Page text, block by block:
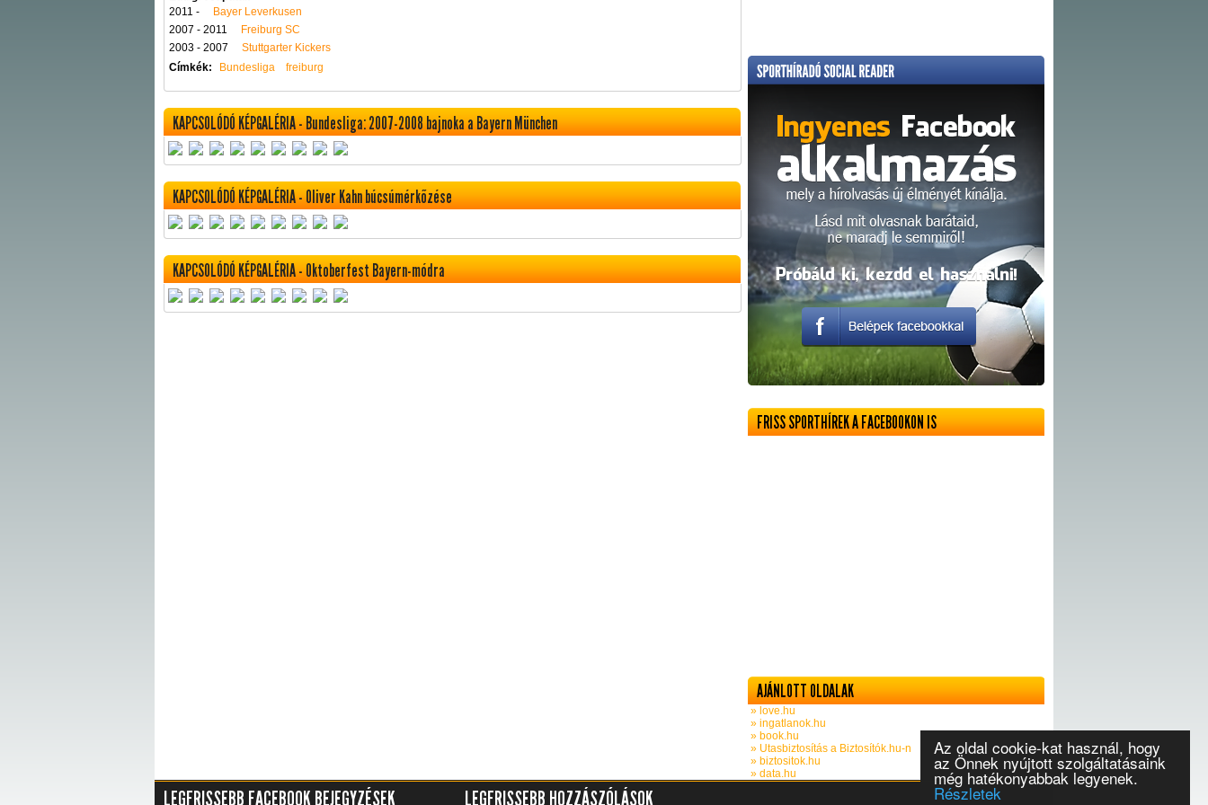
Az oldal cookie-kat használ, hogy
az Önnek nyújtott szolgáltatásaink
még hatékonyabbak legyenek.
Részletek
2011 -
Bayer Leverkusen
2007 - 2011
Freiburg SC
2003 - 2007
Stuttgarter Kickers
Címkék:
Bundesliga freiburg
KAPCSOLÓDÓ KÉPGALÉRIA - Bundesliga: 2007-2008 bajnoka a Bayern München
KAPCSOLÓDÓ KÉPGALÉRIA - Oliver Kahn búcsúmérkőzése
KAPCSOLÓDÓ KÉPGALÉRIA - Oktoberfest Bayern-módra
FRISS SPORTHÍREK A FACEBOOKON IS
AJÁNLOTT OLDALAK
» love.hu
» ingatlanok.hu
» book.hu
» Utasbiztosítás a Biztosítók.hu-n
» biztositok.hu
» data.hu
LEGFRISSEBB FACEBOOK BEJEGYZÉSEK LEGFRISSEBB HOZZÁSZÓLÁSOK